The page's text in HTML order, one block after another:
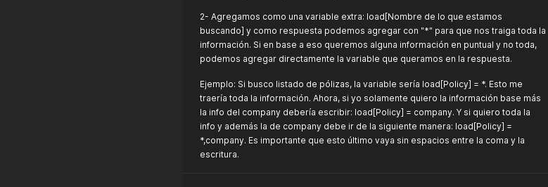
2- Agregamos como una variable extra: load[Nombre de lo que estamos
buscando] y como respuesta podemos agregar con "*" para que nos traiga toda la
información. Si en base a eso queremos alguna información en puntual y no toda,
podemos agregar directamente la variable que queramos en la respuesta.
Ejemplo: Si busco listado de pólizas, la variable sería load[Policy] = *. Esto me
traería toda la información. Ahora, si yo solamente quiero la información base más
la info del company debería escribir: load[Policy] = company. Y si quiero toda la
info y además la de company debe ir de la siguiente manera: load[Policy] =
*,company. Es importante que esto último vaya sin espacios entre la coma y la
escritura.